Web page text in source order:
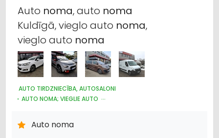
Auto noma, auto noma
Kuldīgā, vieglo auto noma,
vieglo auto noma
AUTO TIRDZNIECĪBA, AUTOSALONI
AUTO NOMA; VIEGLIE AUTO
Auto noma